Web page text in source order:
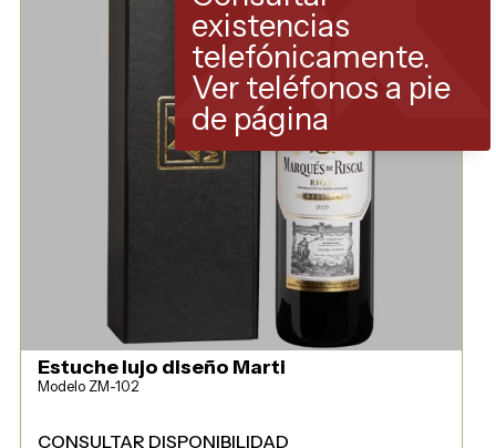
Estuche lujo diseño Marti
Modelo ZM-102
CONSULTAR DISPONIBILIDAD
existencias
telefónicamente.
Ver teléfonos a pie
de página